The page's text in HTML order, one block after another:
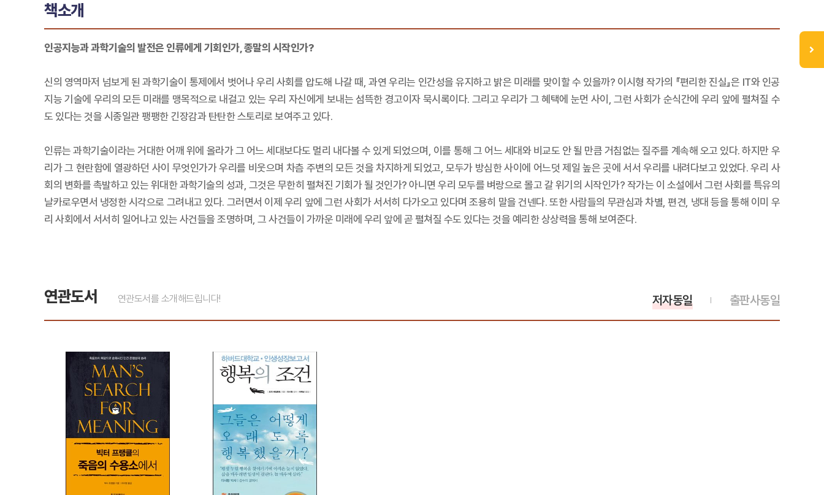
책소개
인공지능과 과학기술의 발전은 인류에게 기회인가, 종말의 시작인가?
신의 영역마저 넘보게 된 과학기술이 통제에서 벗어나 우리 사회를 압도해 나갈 때, 과연 우리는 인간성을 유지하고 밝은 미래를 맞이할 수 있을까? 이시형 작가의 『편리한 진실』은 IT와 인공
지능 기술에 우리의 모든 미래를 맹목적으로 내걸고 있는 우리 자신에게 보내는 섬뜩한 경고이자 묵시록이다. 그리고 우리가 그 혜택에 눈먼 사이, 그런 사회가 순식간에 우리 앞에 펼쳐질 수
도 있다는 것을 시종일관 팽팽한 긴장감과 탄탄한 스토리로 보여주고 있다.
인류는 과학기술이라는 거대한 어깨 위에 올라가 그 어느 세대보다도 멀리 내다볼 수 있게 되었으며, 이를 통해 그 어느 세대와 비교도 안 될 만큼 거침없는 질주를 계속해 오고 있다. 하지만 우
리가 그 현란함에 열광하던 사이 무엇인가가 우리를 비웃으며 차츰 주변의 모든 것을 차지하게 되었고, 모두가 방심한 사이에 어느덧 제일 높은 곳에 서서 우리를 내려다보고 있었다. 우리 사
회의 변화를 촉발하고 있는 위대한 과학기술의 성과, 그것은 무한히 펼쳐진 기회가 될 것인가? 아니면 우리 모두를 벼랑으로 몰고 갈 위기의 시작인가? 작가는 이 소설에서 그런 사회를 특유의
날카로우면서 냉정한 시각으로 그려내고 있다. 그러면서 이제 우리 앞에 그런 사회가 서서히 다가오고 있다며 조용히 말을 건넨다. 또한 사람들의 무관심과 차별, 편견, 냉대 등을 통해 이미 우
리 사회에서 서서히 일어나고 있는 사건들을 조명하며, 그 사건들이 가까운 미래에 우리 앞에 곧 펼쳐질 수도 있다는 것을 예리한 상상력을 통해 보여준다.
연관도서 연관도서를 소개해드립니다! 출판사동일
저자동일